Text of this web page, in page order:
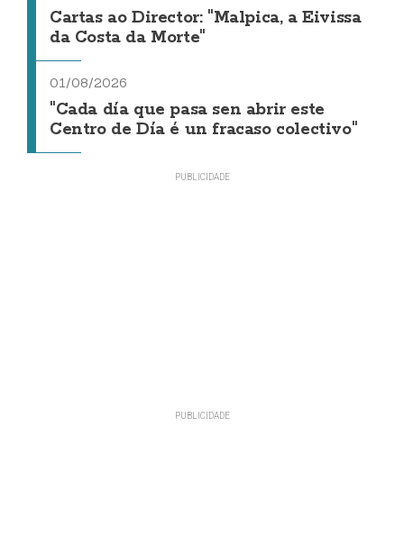
Cartas ao Director: "Malpica, a Eivissa
da Costa da Morte"
01/08/2026
"Cada día que pasa sen abrir este
Centro de Día é un fracaso colectivo"